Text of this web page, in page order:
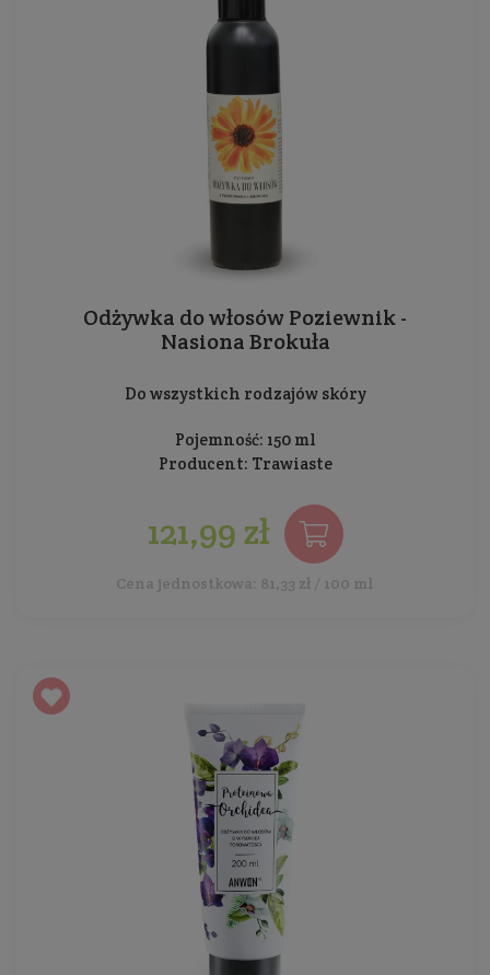
Odżywka do włosów Poziewnik -
Nasiona Brokuła
Do wszystkich rodzajów skóry
Pojemność: 150 ml
Producent: Trawiaste
121,99 zł
Cena jednostkowa: 81,33 zł / 100 ml